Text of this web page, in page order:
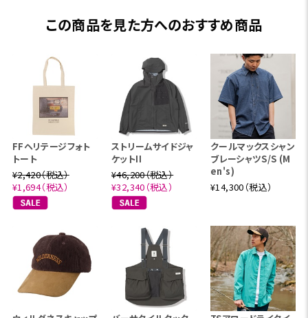
この商品を見た方へのおすすめ商品
FFヘリテージフォト
トート
¥2,420（税込）
¥1,694（税込）
ストリームサイドジャ
ケットII
¥46,200（税込）
¥32,340（税込）
クールマックスシャン
ブレーシャツS/S (M
en's)
¥14,300（税込）